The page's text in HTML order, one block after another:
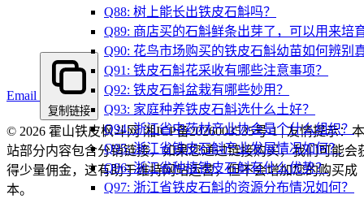
Q88: 树上能长出铁皮石斛吗？
Q89: 商店买的石斛鲜条出芽了，可以用来培
Q90: 花鸟市场购买的铁皮石斛幼苗如何辨别
Q91: 铁皮石斛花采收有哪些注意事项？
Q92: 铁皮石斛盆栽有哪些妙用？
Q93: 家庭种养铁皮石斛选什么土好？
Q94: 浙江省中药材产业协会是个什么组织？
Q95: 浙江省铁皮石斛产业发展情况如何？
Q96: 浙江省种植铁皮石斛有什么优势？
Q97: 浙江省铁皮石斛的资源分布情况如何？
Email
复制链接
© 2026 霍山铁皮枫斗网 湘ICP备2026003535号-1 | 友情提示：本
站部分内容包含分销链接，如果您通过链接购买，我们可能会
得少量佣金，这有助于维持网站运营，但不会增加您的购买成
本。